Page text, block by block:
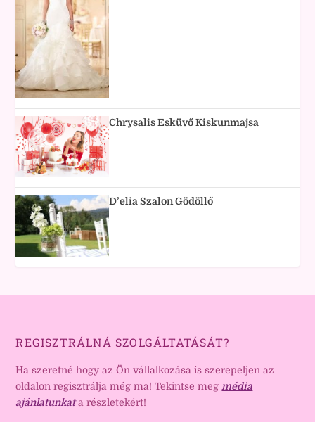
Chrysalis Esküvő Kiskunmajsa
D’elia Szalon Gödöllő
REGISZTRÁLNÁ SZOLGÁLTATÁSÁT?
Ha szeretné hogy az Ön vállalkozása is szerepeljen az
oldalon regisztrálja még ma! Tekintse meg média
ajánlatunkat a részletekért!